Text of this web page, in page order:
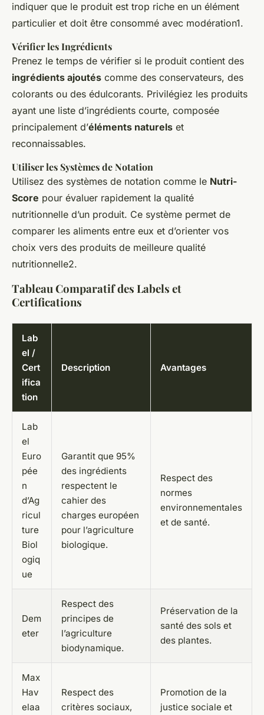
indiquer que le produit est trop riche en un élément
particulier et doit être consommé avec modération1.
Vérifier les Ingrédients
Prenez le temps de vérifier si le produit contient des
ingrédients ajoutés comme des conservateurs, des
colorants ou des édulcorants. Privilégiez les produits
ayant une liste d’ingrédients courte, composée
principalement d’éléments naturels et
reconnaissables.
Utiliser les Systèmes de Notation
Utilisez des systèmes de notation comme le Nutri-
Score pour évaluer rapidement la qualité
nutritionnelle d’un produit. Ce système permet de
comparer les aliments entre eux et d’orienter vos
choix vers des produits de meilleure qualité
nutritionnelle2.
Tableau Comparatif des Labels et
Certifications
Lab
el /
Cert
ifica
tion
Description Avantages
Lab
el
Euro
pée
n
d’Ag
ricul
ture
Biol
ogiq
ue
Garantit que 95%
des ingrédients
respectent le
cahier des
charges européen
pour l’agriculture
biologique.
Respect des
normes
environnementales
et de santé.
Dem
eter
Respect des
principes de
l’agriculture
biodynamique.
Préservation de la
santé des sols et
des plantes.
Max
Hav
elaa
Respect des
critères sociaux,
Promotion de la
justice sociale et